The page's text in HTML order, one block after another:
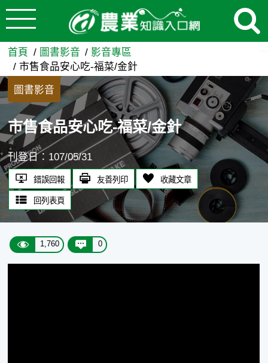
跳到主要內容
市售食品安心吃-福菜/金針 -
首頁 圖書影音
影音專區
市售食品安心吃-福菜/金針
圖書影音
市售食品安心吃-福菜/金針
刊登日：107/05/31
錯誤回報 友善列印 收藏文章
回列表頁
1,760 0